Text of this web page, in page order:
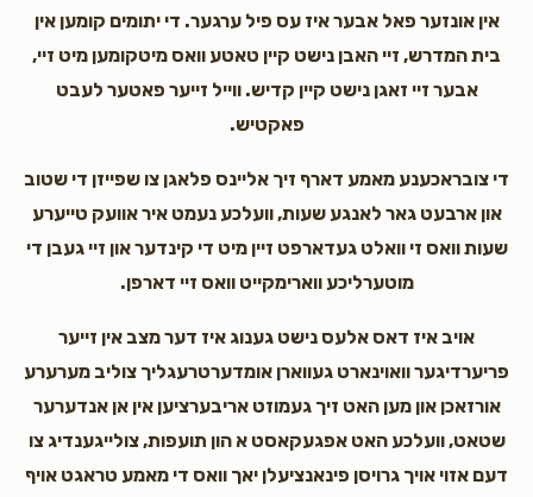
Yides R. BergerMinki Klienman
3 years ago $18.00
Minky, I’m lucky to have you as a friend. May you
continue doing great things for Hashem’s children. He
אין אונזער פאל אבער איז עס פיל ערגער. די יתומים קומען אין
בית המדרש, זיי האבן נישט קיין טאטע וואס מיטקומען מיט זיי,
אבער זיי זאגן נישט קיין קדיש. ווייל זייער פאטער לעבט
פאקטיש.
די צובראכענע מאמע דארף זיך אליינס פלאגן צו שפייזן די שטוב
און ארבעט גאר לאנגע שעות, וועלכע נעמט איר אוועק טייערע
שעות וואס זי וואלט געדארפט זיין מיט די קינדער און זיי געבן די
מוטערליכע ווארימקייט וואס זיי דארפן.
אויב איז דאס אלעס נישט גענוג איז דער מצב אין זייער
פריערדיגער וואוינארט געווארן אומדערטרעגליך צוליב מערערע
אורזאכן און מען האט זיך געמוזט אריבערציען אין אן אנדערער
שטאט, וועלכע האט אפגעקאסט א הון תועפות, צולייגענדיג צו
דעם אזוי אויך גרויסן פינאנציעלן יאך וואס די מאמע טראגט אויף